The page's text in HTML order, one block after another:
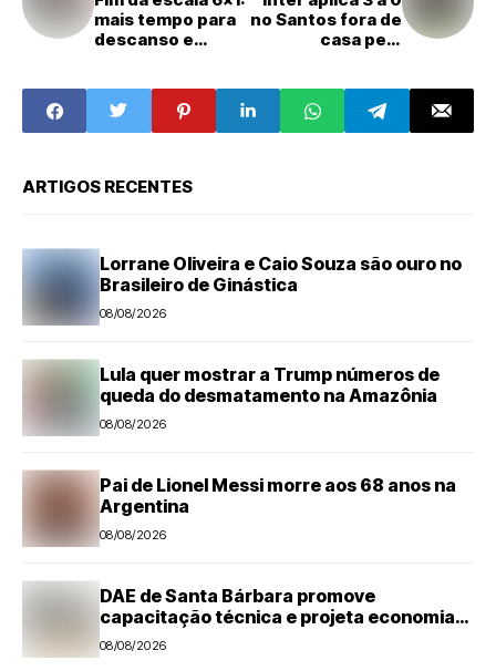
mais tempo para
descanso e
no Santos fora de
casa pelo
ARTIGOS RECENTES
Lorrane Oliveira e Caio Souza são ouro no
Brasileiro de Ginástica
08/08/2026
Lula quer mostrar a Trump números de
queda do desmatamento na Amazônia
08/08/2026
Pai de Lionel Messi morre aos 68 anos na
Argentina
08/08/2026
DAE de Santa Bárbara promove
capacitação técnica e projeta economia
anual de mais de R$ 300 mil com eficiência
energética
08/08/2026